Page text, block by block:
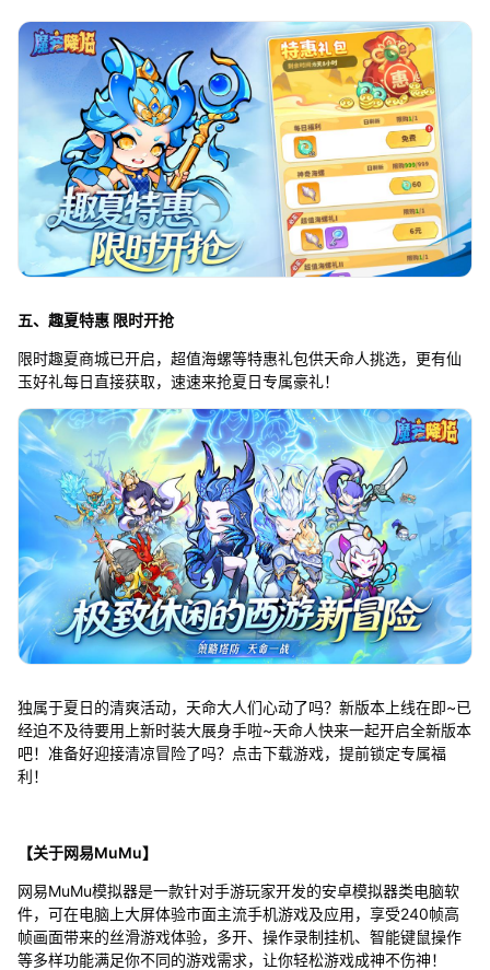
五、趣夏特惠 限时开抢
限时趣夏商城已开启，超值海螺等特惠礼包供天命人挑选，更有仙
玉好礼每日直接获取，速速来抢夏日专属豪礼！
独属于夏日的清爽活动，天命大人们心动了吗？新版本上线在即~已
经迫不及待要用上新时装大展身手啦~天命人快来一起开启全新版本
吧！准备好迎接清凉冒险了吗？点击下载游戏，提前锁定专属福
利！
【关于网易MuMu】
网易MuMu模拟器是一款针对手游玩家开发的安卓模拟器类电脑软
件，可在电脑上大屏体验市面主流手机游戏及应用，享受240帧高
帧画面带来的丝滑游戏体验，多开、操作录制挂机、智能键鼠操作
等多样功能满足你不同的游戏需求，让你轻松游戏成神不伤神！